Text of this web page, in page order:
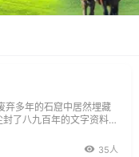
弃多年的石窟中居然埋藏
了八九百年的文字资料于
35人